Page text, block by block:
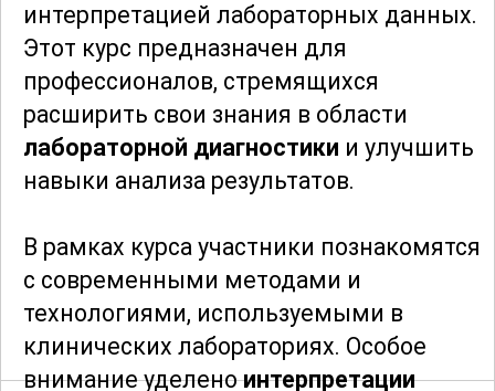
интерпретацией лабораторных данных.
Этот курс предназначен для
профессионалов, стремящихся
расширить свои знания в области
лабораторной диагностики и улучшить
навыки анализа результатов.
В рамках курса участники познакомятся
с современными методами и
технологиями, используемыми в
клинических лабораториях. Особое
внимание уделеноинтерпретации